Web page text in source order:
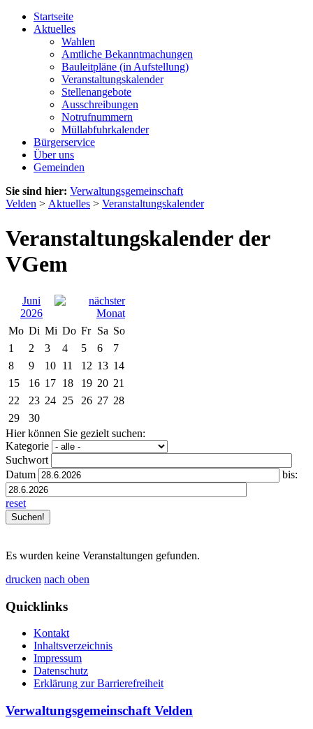
Startseite
Aktuelles
Wahlen
Amtliche Bekanntmachungen
Bauleitpläne (in Aufstellung)
Veranstaltungskalender
Stellenangebote
Ausschreibungen
Notrufnummern
Müllabfuhrkalender
Bürgerservice
Über uns
Gemeinden
Sie sind hier: Verwaltungsgemeinschaft
Velden > Aktuelles > Veranstaltungskalender
Veranstaltungskalender der
VGem
Juni
2026
Mo Di Mi Do Fr Sa So
1
2 3 4 5 6
7
8
9 10 11 12 13 14
15
16 17 18 19 20 21
22
23 24 25 26 27 28
29
30
Hier können Sie gezielt suchen:
Kategorie
Suchwort
Datum
bis:
reset
Es wurden keine Veranstaltungen gefunden.
drucken nach oben
Quicklinks
Kontakt
Inhaltsverzeichnis
Impressum
Datenschutz
Erklärung zur Barrierefreiheit
Verwaltungsgemeinschaft Velden